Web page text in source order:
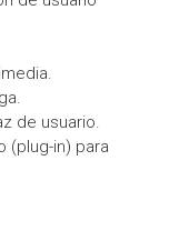
de usuario.
(plug-in) para